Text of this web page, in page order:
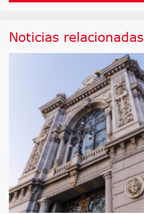
Noticias relacionadas